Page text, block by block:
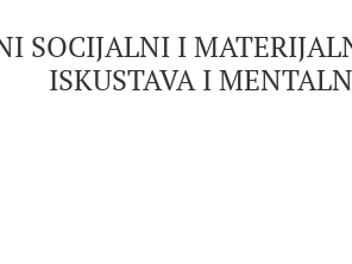
SOCIJALNI I
ISKUSTAVA I